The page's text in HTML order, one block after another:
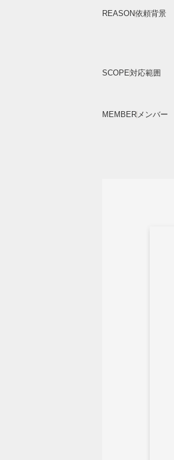
REASON依頼背景
SCOPE対応範囲
MEMBER メンバー